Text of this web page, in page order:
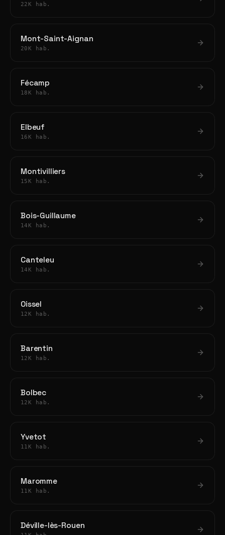
22K hab.
Mont-Saint-Aignan
20K hab.
Fécamp
18K hab.
Elbeuf
16K hab.
Montivilliers
15K hab.
Bois-Guillaume
14K hab.
Canteleu
14K hab.
Oissel
12K hab.
Barentin
12K hab.
Bolbec
12K hab.
Yvetot
11K hab.
Maromme
11K hab.
Déville-lès-Rouen